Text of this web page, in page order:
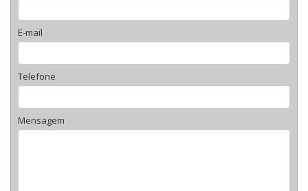
E-mail
Telefone
Mensagem